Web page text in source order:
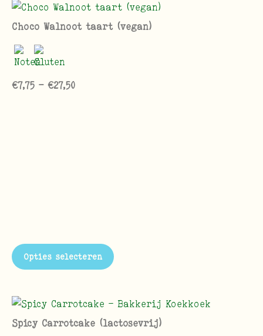
Choco Walnoot taart (vegan)
€7,75 - €27,50
Opties selecteren
Spicy Carrotcake (lactosevrij)